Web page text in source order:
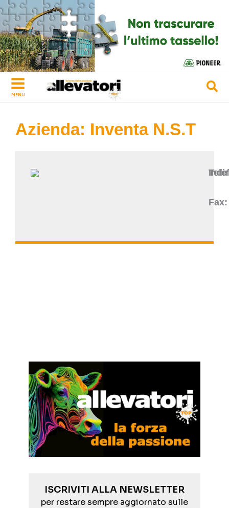
Vai
al
contenuto
MENU
Azienda: Inventa N.S.T
Fax:
ISCRIVITI ALLA NEWSLETTER
per restare sempre aggiornato sulle